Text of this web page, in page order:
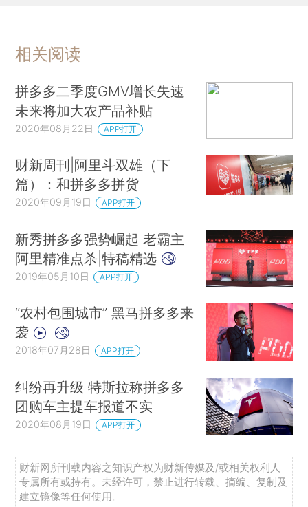
相关阅读
拼多多二季度GMV增长失速
未来将加大农产品补贴
2020年08月22日 APP打开
财新周刊|阿里斗双雄（下
篇）：和拼多多拼货
2020年09月19日 APP打开
新秀拼多多强势崛起 老霸主
阿里精准点杀|特稿精选
2019年05月10日 APP打开
“农村包围城市” 黑马拼多多来
袭
2018年07月28日 APP打开
纠纷再升级 特斯拉称拼多多
团购车主提车报道不实
2020年08月19日 APP打开
财新网所刊载内容之知识产权为财新传媒及/或相关权利人
专属所有或持有。未经许可，禁止进行转载、摘编、复制及
建立镜像等任何使用。